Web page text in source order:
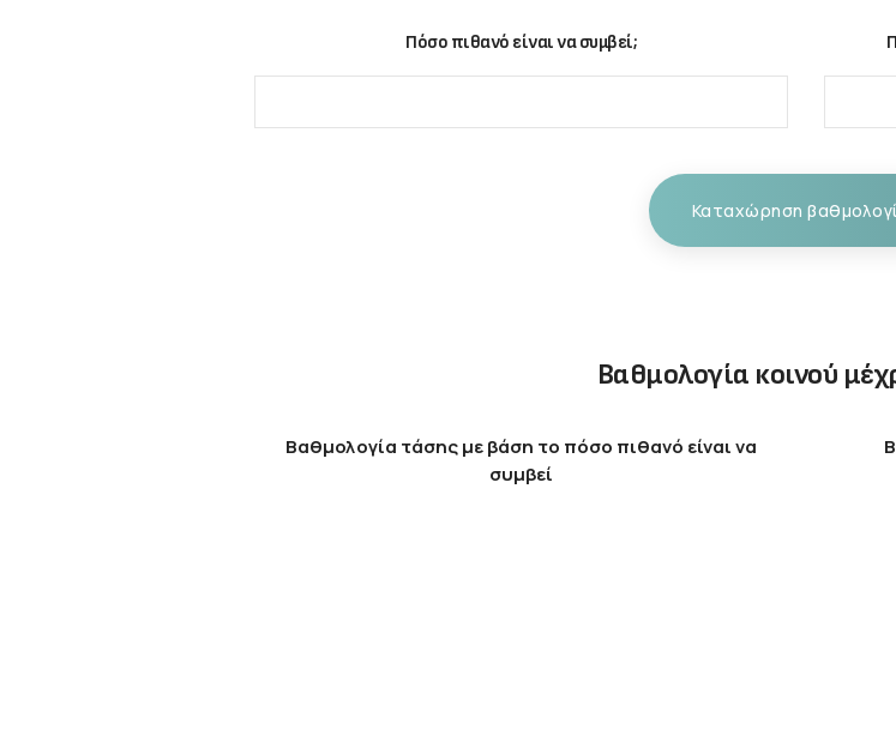
Πόσο πιθανό είναι να συμβεί;
Καταχώρηση
Βαθμολογία κοινού
Βαθμολογία τάσης με βάση το πόσο πιθανό είναι να
συμβεί